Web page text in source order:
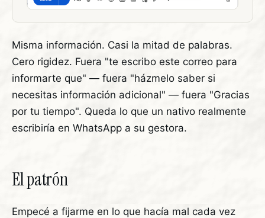
Misma información. Casi la mitad de palabras.
Cero rigidez. Fuera "te escribo este correo para
informarte que" — fuera "házmelo saber si
necesitas información adicional" — fuera "Gracias
por tu tiempo". Queda lo que un nativo realmente
escribiría en WhatsApp a su gestora.
El patrón
Empecé a fijarme en lo que hacía mal cada vez